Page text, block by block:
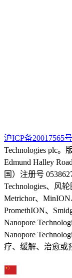
沪ICP备20017565号
Technologies plc。
Edmund Halley
国）注册号
Technologies、风
Metrichor、
PromethION、
Nanopore
Nanopore
疗、缓解、治愈或